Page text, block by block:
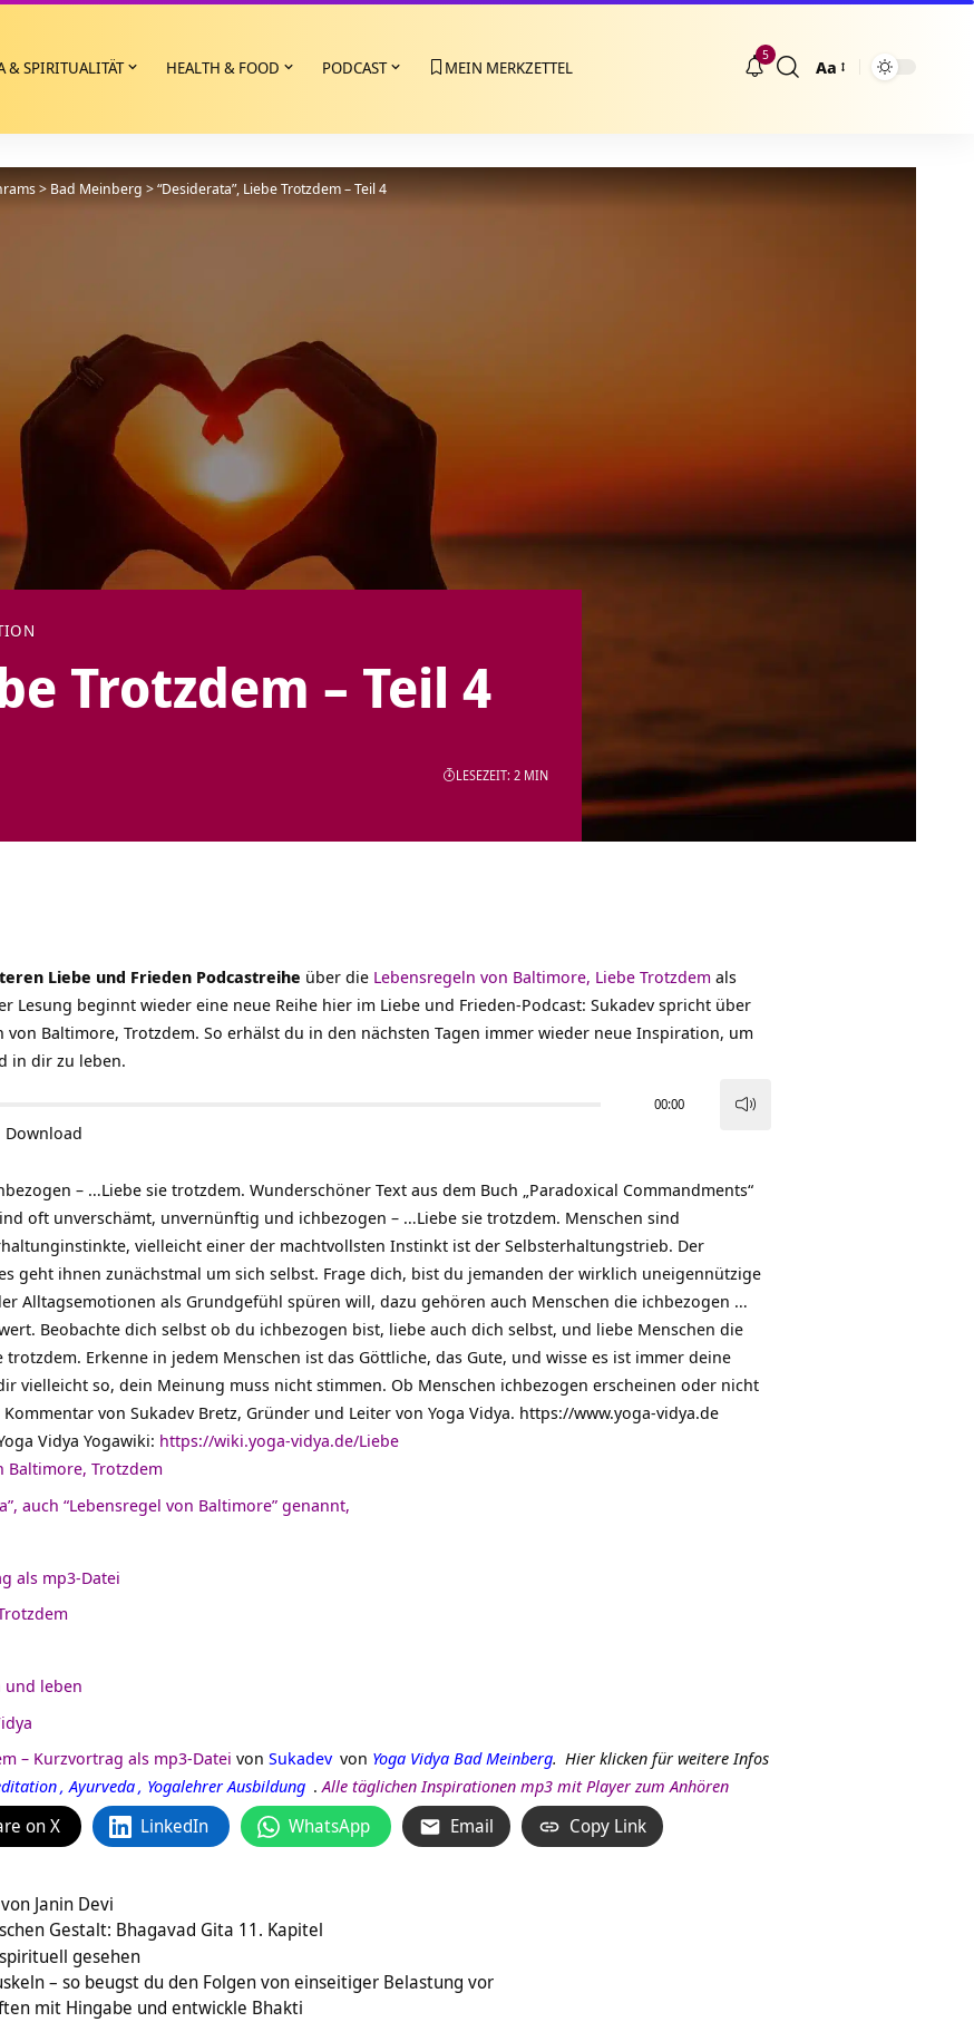
& SPIRITUALITÄT HEALTH & FOOD PODCAST MEIN MERKZETTEL
5
Größenänderung
Aa
> Bad Meinberg >“Desiderata”, Liebe Trotzdem – Teil 4
Trotzdem – Teil 4
LESEZEIT: 2 MIN
Liebe und Frieden Podcastreihe über die Lebensregeln von Baltimore, Liebe Trotzdem als
Lesung beginnt wieder eine neue Reihe hier im Liebe und Frieden-Podcast: Sukadev spricht über
von Baltimore, Trotzdem. So erhälst du in den nächsten Tagen immer wieder neue Inspiration, um
in dir zu leben.
00:00
Download
– …Liebe sie trotzdem. Wunderschöner Text aus dem Buch „Paradoxical Commandments“
oft unverschämt, unvernünftig und ichbezogen – …Liebe sie trotzdem. Menschen sind
vielleicht einer der machtvollsten Instinkt ist der Selbsterhaltungstrieb. Der
geht ihnen zunächstmal um sich selbst. Frage dich, bist du jemanden der wirklich uneigennützige
Alltagsemotionen als Grundgefühl spüren will, dazu gehören auch Menschen die ichbezogen …
Beobachte dich selbst ob du ichbezogen bist, liebe auch dich selbst, und liebe Menschen die
Erkenne in jedem Menschen ist das Göttliche, das Gute, und wisse es ist immer deine
vielleicht so, dein Meinung muss nicht stimmen. Ob Menschen ichbezogen erscheinen oder nicht
von Sukadev Bretz, Gründer und Leiter von Yoga Vidya. https://www.yoga-vidya.de
Vidya Yogawiki: https://wiki.yoga-vidya.de/Liebe
Baltimore, Trotzdem
auch “Lebensregel von Baltimore” genannt,
als mp3-Datei
und leben
– Kurzvortrag als mp3-Datei von Sukadev von Yoga Vidya Bad Meinberg. Hier klicken für weitere Infos
,Ayurveda, Yogalehrer Ausbildung .Alle täglichen Inspirationen mp3 mit Player zum Anhören
on X LinkedIn WhatsApp Email Copy Link
Janin Devi
Gestalt: Bhagavad Gita 11. Kapitel
gesehen
– so beugst du den Folgen von einseitiger Belastung vor
mit Hingabe und entwickle Bhakti